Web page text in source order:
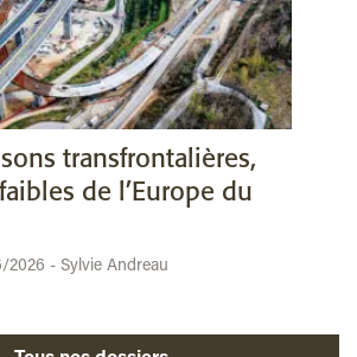
transfrontalières,
de l’Europe du
2026 - Sylvie Andreau